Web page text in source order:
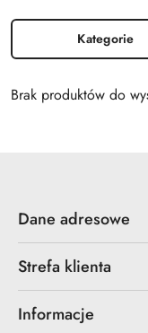
Kategorie
Brak produktów do
Dane adresowe
Strefa klienta
Informacje